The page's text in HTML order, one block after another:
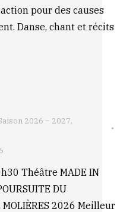
pour des causes
Danse, chant et récits
2026 – 2027,
Théâtre MADE IN
DU
MOLIÈRES 2026 Meilleur